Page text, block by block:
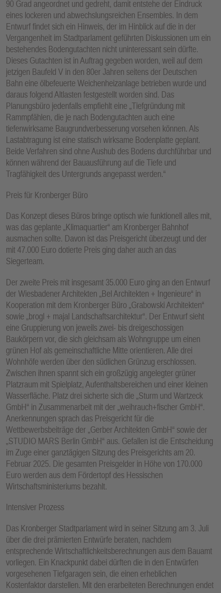
90 Grad angeordnet und gedreht, damit entstehe der Eindruck
eines lockeren und abwechslungsreichen Ensembles. In dem
Entwurf findet sich ein Hinweis, der im Hinblick auf die in der
Vergangenheit im Stadtparlament geführten Diskussionen um ein
bestehendes Bodengutachten nicht uninteressant sein dürfte.
Dieses Gutachten ist in Auftrag gegeben worden, weil auf dem
jetzigen Baufeld V in den 80er Jahren seitens der Deutschen
Bahn eine ölbefeuerte Weichenheizanlage betrieben wurde und
daraus folgend Altlasten festgestellt worden sind. Das
Planungsbüro jedenfalls empfiehlt eine „Tiefgründung mit
Rammpfählen, die je nach Bodengutachten auch eine
tiefenwirksame Baugrundverbesserung vorsehen können. Als
Lastabtragung ist eine statisch wirksame Bodenplatte geplant.
Beide Verfahren sind ohne Aushub des Bodens durchführbar und
können während der Bauausführung auf die Tiefe und
Tragfähigkeit des Untergrunds angepasst werden.“
Preis für Kronberger Büro
Das Konzept dieses Büros bringe optisch wie funktionell alles mit,
was das geplante „Klimaquartier“ am Kronberger Bahnhof
ausmachen sollte. Davon ist das Preisgericht überzeugt und der
mit 47.000 Euro dotierte Preis ging daher auch an das
Siegerteam.
Der zweite Preis mit insgesamt 35.000 Euro ging an den Entwurf
der Wiesbadener Architekten „Bel Architekten + Ingenieure“ in
Kooperation mit dem Kronberger Büro „Grabowski Architekten“
sowie „brogl + majal Landschaftsarchitektur“. Der Entwurf sieht
eine Gruppierung von jeweils zwei- bis dreigeschossigen
Baukörpern vor, die sich gleichsam als Wohngruppe um einen
grünen Hof als gemeinschaftliche Mitte orientieren. Alle drei
Wohnhöfe werden über den südlichen Grünzug erschlossen.
Zwischen ihnen spannt sich ein großzügig angelegter grüner
Platzraum mit Spielplatz, Aufenthaltsbereichen und einer kleinen
Wasserfläche. Platz drei sicherte sich die „Sturm und Wartzeck
GmbH“ in Zusammenarbeit mit der „weihrauch+fischer GmbH“.
Anerkennungen sprach das Preisgericht für die
Wettbewerbsbeiträge der „Gerber Architekten GmbH“ sowie der
„STUDIO MARS Berlin GmbH“ aus. Gefallen ist die Entscheidung
im Zuge einer ganztägigen Sitzung des Preisgerichts am 20.
Februar 2025. Die gesamten Preisgelder in Höhe von 170.000
Euro werden aus dem Fördertopf des Hessischen
Wirtschaftsministeriums bezahlt.
Intensiver Prozess
Das Kronberger Stadtparlament wird in seiner Sitzung am 3. Juli
über die drei prämierten Entwürfe beraten, nachdem
entsprechende Wirtschaftlichkeitsberechnungen aus dem Bauamt
vorliegen. Ein Knackpunkt dabei dürften die in den Entwürfen
vorgesehenen Tiefgaragen sein, die einen erheblichen
Kostenfaktor darstellen. Mit den erarbeiteten Berechnungen endet